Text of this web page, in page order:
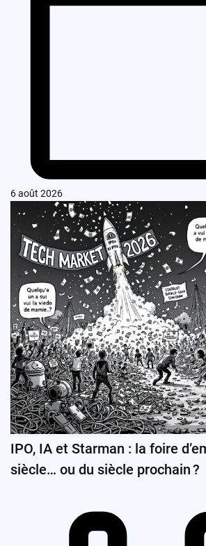
6 août 2026
IPO, IA et Starman : la foire
siècle… ou du siècle prochain ?